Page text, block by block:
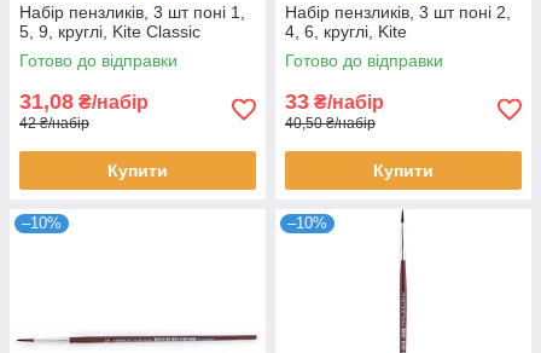
Набір пензликів, 3 шт поні 1,
5, 9, круглі, Kite Classic
Готово до відправки
31,08 ₴/набір
42 ₴/набір
Купити
Набір пензликів, 3 шт поні 2,
4, 6, круглі, Kite
Готово до відправки
33 ₴/набір
40,50 ₴/набір
Купити
–10% –10%